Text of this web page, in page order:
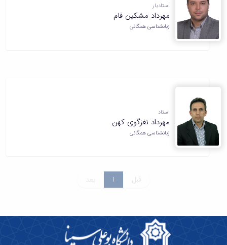
دعاپژوهی
دوفصلنامه
علمی
رویکردهای
مدیریت
محیط‌های
یاددهی-
یادگیری
در
آموزش
باستان
استادیار
مهرداد مشکین فام
زبانشناسی همگانی
استاد
مهرداد نغزگوی کهن
زبانشناسی همگانی
قبل 1 بعد